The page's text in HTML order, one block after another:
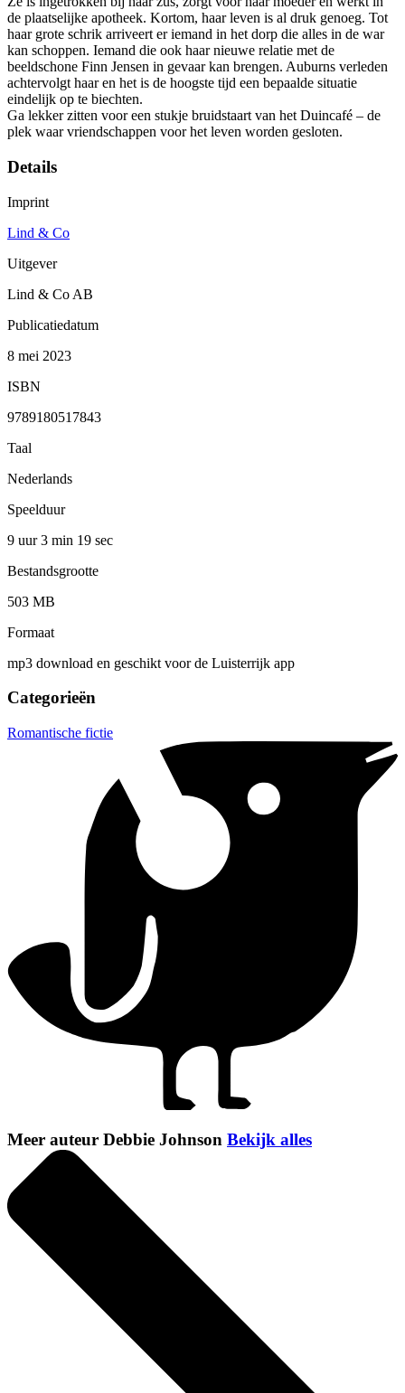
de plaatselijke apotheek. Kortom, haar leven is al druk genoeg. Tot
haar grote schrik arriveert er iemand in het dorp die alles in de war
kan schoppen. Iemand die ook haar nieuwe relatie met de
beeldschone Finn Jensen in gevaar kan brengen. Auburns verleden
achtervolgt haar en het is de hoogste tijd een bepaalde situatie
eindelijk op te biechten.
Ga lekker zitten voor een stukje bruidstaart van het Duincafé – de
plek waar vriendschappen voor het leven worden gesloten.
Details
Imprint
Lind & Co
Uitgever
Lind & Co AB
Publicatiedatum
8 mei 2023
ISBN
9789180517843
Taal
Nederlands
Speelduur
9 uur 3 min 19 sec
Bestandsgrootte
503 MB
Formaat
mp3 download en geschikt voor de Luisterrijk app
Categorieën
Romantische fictie
Meer auteur Debbie Johnson Bekijk alles